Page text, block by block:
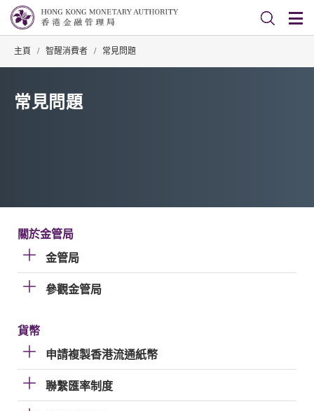
主頁 / 智醒消費者 / 常見問題
常見問題
關於金管局
金管局
參觀金管局
貨幣
申請複製香港流通紙幣
聯繫匯率制度